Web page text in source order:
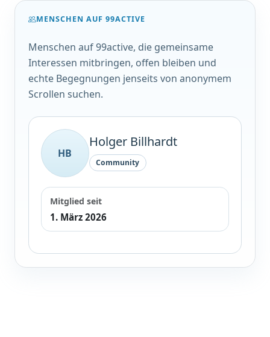
MENSCHEN AUF 99ACTIVE
Menschen auf 99active, die gemeinsame
Interessen mitbringen, offen bleiben und
echte Begegnungen jenseits von anonymem
Scrollen suchen.
HB
Holger Billhardt
Community
Mitglied seit
1. März 2026